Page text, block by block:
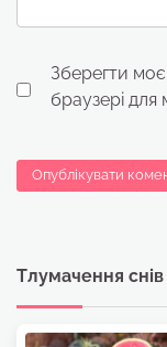
Зберегти
браузері для
Тлумачення снів